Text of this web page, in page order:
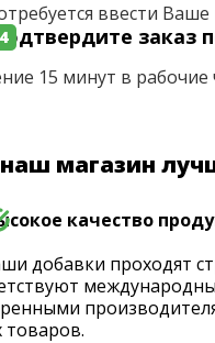
ввести
заказ
15 минут в рабочие
магазин
качество
добавки проходят